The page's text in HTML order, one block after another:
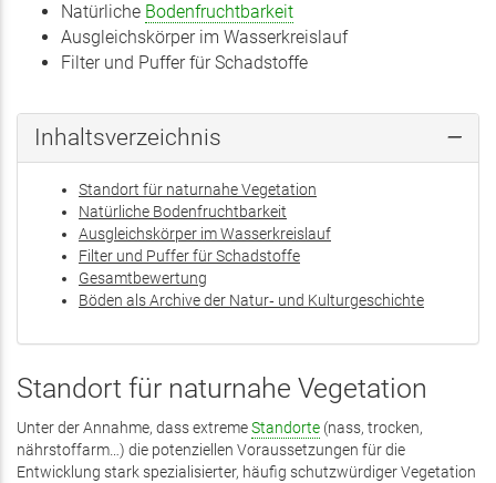
Natürliche Bodenfruchtbarkeit
Ausgleichskörper im Wasserkreislauf
Filter und Puffer für Schadstoffe
Inhaltsverzeichnis
Standort für naturnahe Vegetation
Natürliche Bodenfruchtbarkeit
Ausgleichskörper im Wasserkreislauf
Filter und Puffer für Schadstoffe
Gesamtbewertung
Böden als Archive der Natur‑ und Kulturgeschichte
Standort für naturnahe Vegetation
Unter der Annahme, dass extremeStandorte (nass, trocken,
nährstoffarm…) die potenziellen Voraussetzungen für die
Entwicklung stark spezialisierter, häufig schutzwürdiger Vegetation